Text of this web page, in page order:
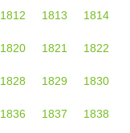
1812 1813 1814
1820 1821 1822
1828 1829 1830
1836 1837 1838